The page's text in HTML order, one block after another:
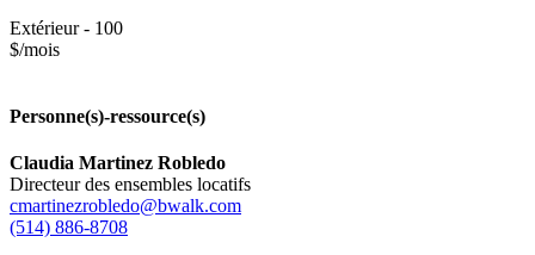
Extérieur - 100
$/mois
Personne(s)-ressource(s)
Claudia Martinez Robledo
Directeur des ensembles locatifs
cmartinezrobledo@bwalk.com
(514) 886-8708